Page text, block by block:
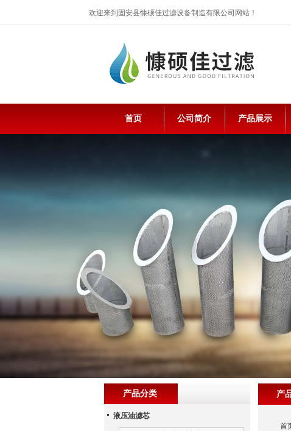
欢迎来到固安县慷硕佳过滤设备制造有限公司网站！
首页 公司简介 产品展示
产
首
产品分类
液压油滤芯